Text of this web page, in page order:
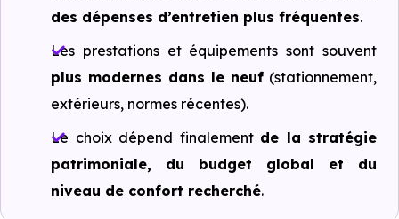
des dépenses d’entretien plus fréquentes.
Les prestations et équipements sont souvent
plus modernes dans le neuf (stationnement,
extérieurs, normes récentes).
Le choix dépend finalement de la stratégie
patrimoniale, du budget global et du
niveau de confort recherché.